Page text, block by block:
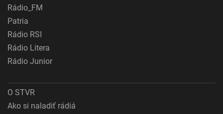
Rádio_FM
Patria
Rádio RSI
Rádio Litera
Rádio Junior
O STVR
Ako si naladiť rádiá